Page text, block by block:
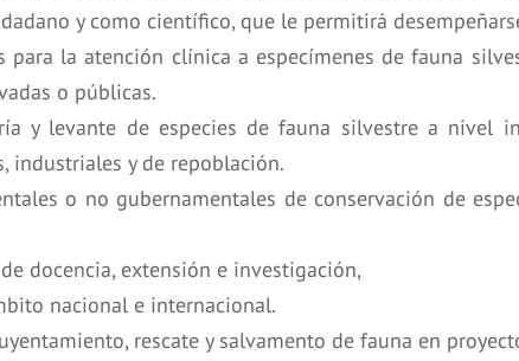
y como científico, que le permitirá
la atención clínica a especímenes de fauna
o públicas.
y levante de especies de fauna silvestre a nivel
industriales y de repoblación.
o no gubernamentales de conservación de
docencia, extensión e investigación,
nacional e internacional.
rescate y salvamento de fauna en